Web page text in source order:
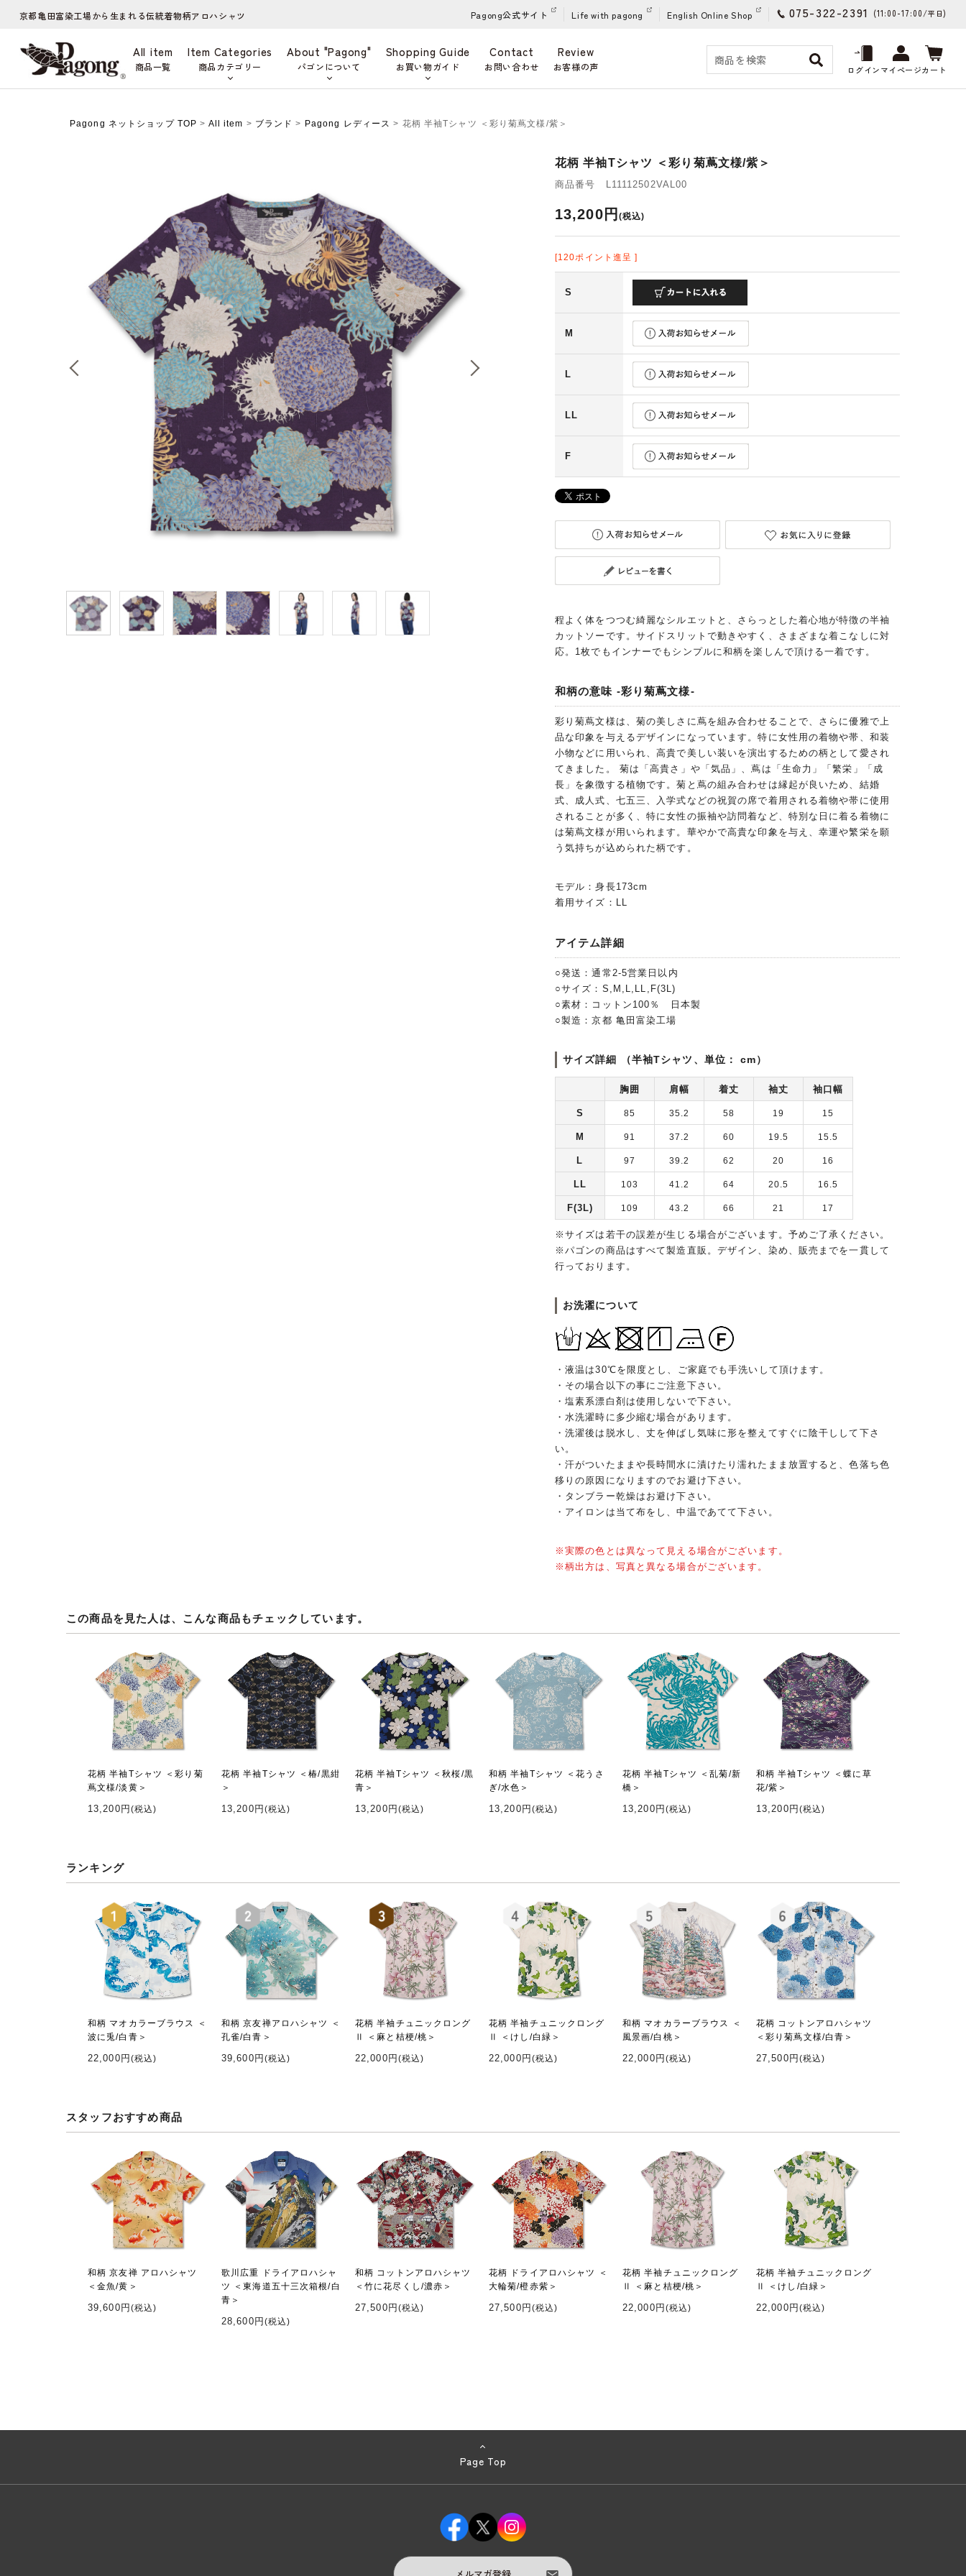
京都亀田富染工場から生まれる伝統着物柄アロハシャツ Pagong公式サイト Life with pagong English Online Shop 075-322-2391 (11:00-17:00/平日)
All item
商品一覧
Item Categories
商品カテゴリー
About "Pagong"
パゴンについて
Shopping Guide
お買い物ガイド
Contact
お問い合わせ
Review
お客様の声 ログインマイページカート
Pagong ネットショップ TOP > All item > ブランド > Pagong レディース > 花柄 半袖Tシャツ ＜彩り菊蔦文様/紫＞
花柄 半袖Tシャツ ＜彩り菊蔦文様/紫＞
商品番号 L11112502VAL00
13,200円 (税込)
[120ポイント進呈 ]
S
M
L
LL
F
程よく体をつつむ綺麗なシルエットと、さらっとした着心地が特徴の半袖
カットソーです。サイドスリットで動きやすく、さまざまな着こなしに対
応。1枚でもインナーでもシンプルに和柄を楽しんで頂ける一着です。
和柄の意味 -彩り菊蔦文様-
彩り菊蔦文様は、菊の美しさに蔦を組み合わせることで、さらに優雅で上
品な印象を与えるデザインになっています。特に女性用の着物や帯、和装
小物などに用いられ、高貴で美しい装いを演出するための柄として愛され
てきました。 菊は「高貴さ」や「気品」、蔦は「生命力」「繁栄」「成
長」を象徴する植物です。菊と蔦の組み合わせは縁起が良いため、結婚
式、成人式、七五三、入学式などの祝賀の席で着用される着物や帯に使用
されることが多く、特に女性の振袖や訪問着など、特別な日に着る着物に
は菊蔦文様が用いられます。華やかで高貴な印象を与え、幸運や繁栄を願
う気持ちが込められた柄です。
モデル：身長173cm
着用サイズ：LL
アイテム詳細
○発送：通常2-5営業日以内
○サイズ：S,M,L,LL,F(3L)
○素材：コットン100％ 日本製
○製造：京都 亀田富染工場
サイズ詳細 （半袖Tシャツ、単位： cm）
胸囲 肩幅 着丈 袖丈 袖口幅
S 85 35.2 58 19 15
M 91 37.2 60 19.5 15.5
L 97 39.2 62 20 16
LL 103 41.2 64 20.5 16.5
F(3L) 109 43.2 66 21 17
※サイズは若干の誤差が生じる場合がございます。予めご了承ください。
※パゴンの商品はすべて製造直販。デザイン、染め、販売までを一貫して
行っております。
お洗濯について
・液温は30℃を限度とし、ご家庭でも手洗いして頂けます。
・その場合以下の事にご注意下さい。
・塩素系漂白剤は使用しないで下さい。
・水洗濯時に多少縮む場合があります。
・洗濯後は脱水し、丈を伸ばし気味に形を整えてすぐに陰干しして下さ
い。
・汗がついたままや長時間水に漬けたり濡れたまま放置すると、色落ち色
移りの原因になりますのでお避け下さい。
・タンブラー乾燥はお避け下さい。
・アイロンは当て布をし、中温であてて下さい。
※実際の色とは異なって見える場合がございます。
※柄出方は、写真と異なる場合がございます。
この商品を見た人は、こんな商品もチェックしています。
花柄 半袖Tシャツ ＜彩り菊
蔦文様/淡黄＞
13,200円 (税込)
花柄 半袖Tシャツ ＜椿/黒紺
＞
13,200円 (税込)
花柄 半袖Tシャツ ＜秋桜/黒
青＞
13,200円 (税込)
和柄 半袖Tシャツ ＜花うさ
ぎ/水色＞
13,200円 (税込)
花柄 半袖Tシャツ ＜乱菊/新
橋＞
13,200円 (税込)
和柄 半袖Tシャツ ＜蝶に草
花/紫＞
13,200円 (税込)
ランキング
和柄 マオカラーブラウス ＜
波に兎/白青＞
22,000円 (税込)
和柄 京友禅アロハシャツ ＜
孔雀/白青＞
39,600円 (税込)
花柄 半袖チュニックロング
Ⅱ ＜麻と桔梗/桃＞
22,000円 (税込)
花柄 半袖チュニックロング
Ⅱ ＜けし/白緑＞
22,000円 (税込)
和柄 マオカラーブラウス ＜
風景画/白桃＞
22,000円 (税込)
花柄 コットンアロハシャツ
＜彩り菊蔦文様/白青＞
27,500円 (税込)
スタッフおすすめ商品
和柄 京友禅 アロハシャツ
＜金魚/黄＞
39,600円 (税込)
歌川広重 ドライアロハシャ
ツ ＜東海道五十三次箱根/白
青＞
28,600円 (税込)
和柄 コットンアロハシャツ
＜竹に花尽くし/濃赤＞
27,500円 (税込)
花柄 ドライアロハシャツ ＜
大輪菊/橙赤紫＞
27,500円 (税込)
花柄 半袖チュニックロング
Ⅱ ＜麻と桔梗/桃＞
22,000円 (税込)
花柄 半袖チュニックロング
Ⅱ ＜けし/白緑＞
22,000円 (税込)
Page Top